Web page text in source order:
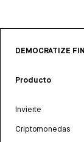
DEMOCRATIZE
Producto
Invierte
Criptomonedas